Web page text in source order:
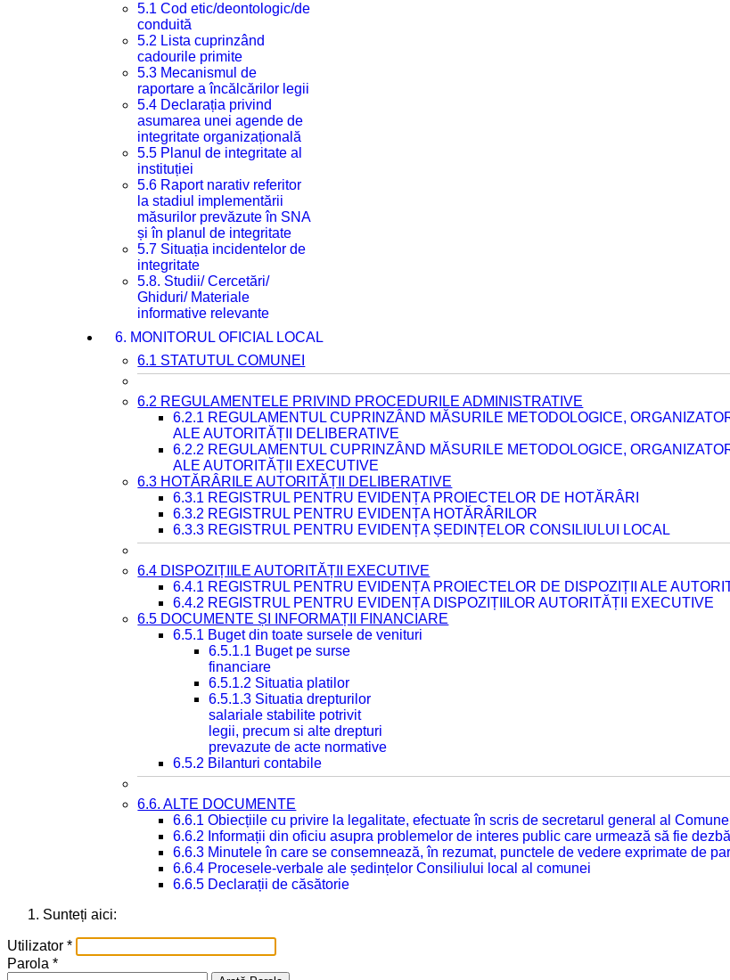
5.1 Cod etic/deontologic/de
conduită
5.2 Lista cuprinzând
cadourile primite
5.3 Mecanismul de
raportare a încălcărilor legii
5.4 Declarația privind
asumarea unei agende de
integritate organizațională
5.5 Planul de integritate al
instituției
5.6 Raport narativ referitor
la stadiul implementării
măsurilor prevăzute în SNA
și în planul de integritate
5.7 Situația incidentelor de
integritate
5.8. Studii/ Cercetări/
Ghiduri/ Materiale
informative relevante
6. MONITORUL OFICIAL LOCAL
6.1 STATUTUL COMUNEI
6.2 REGULAMENTELE PRIVIND PROCEDURILE ADMINISTRATIVE
6.2.1 REGULAMENTUL CUPRINZÂND MĂSURILE METODOLOGICE,
ALE AUTORITĂȚII DELIBERATIVE
6.2.2 REGULAMENTUL CUPRINZÂND MĂSURILE METODOLOGICE,
ALE AUTORITĂȚII EXECUTIVE
6.3 HOTĂRÂRILE AUTORITĂȚII DELIBERATIVE
6.3.1 REGISTRUL PENTRU EVIDENȚA PROIECTELOR DE HOTĂRÂRI
6.3.2 REGISTRUL PENTRU EVIDENȚA HOTĂRÂRILOR
6.3.3 REGISTRUL PENTRU EVIDENȚA ȘEDINȚELOR CONSILIULUI LOCAL
6.4 DISPOZIȚIILE AUTORITĂȚII EXECUTIVE
6.4.1 REGISTRUL PENTRU EVIDENȚA PROIECTELOR DE DISPOZIȚII ALE
6.4.2 REGISTRUL PENTRU EVIDENȚA DISPOZIȚIILOR AUTORITĂȚII EXECUTIVE
6.5 DOCUMENTE ȘI INFORMAȚII FINANCIARE
6.5.1 Buget din toate sursele de venituri
6.5.1.1 Buget pe surse
financiare
6.5.1.2 Situatia platilor
6.5.1.3 Situatia drepturilor
salariale stabilite potrivit
legii, precum si alte drepturi
prevazute de acte normative
6.5.2 Bilanturi contabile
6.6. ALTE DOCUMENTE
6.6.1 Obiecțiile cu privire la legalitate, efectuate în scris de secretarul general al
6.6.2 Informații din oficiu asupra problemelor de interes public care urmează să fie
6.6.3 Minutele în care se consemnează, în rezumat, punctele de vedere exprimate de
6.6.4 Procesele-verbale ale ședințelor Consiliului local al comunei
6.6.5 Declarații de căsătorie
Sunteți aici:
Utilizator *
Parola *